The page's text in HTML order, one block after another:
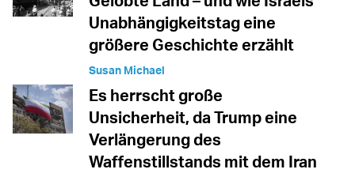
Unabhängigkeitstag eine
größere Geschichte erzählt
Susan Michael
Es herrscht große
Unsicherheit, da Trump eine
Verlängerung des
Waffenstillstands mit dem Iran